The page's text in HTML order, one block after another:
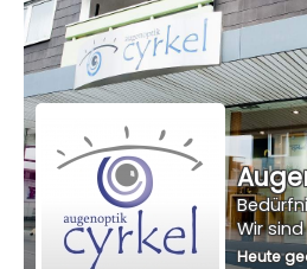
Wir
Heute